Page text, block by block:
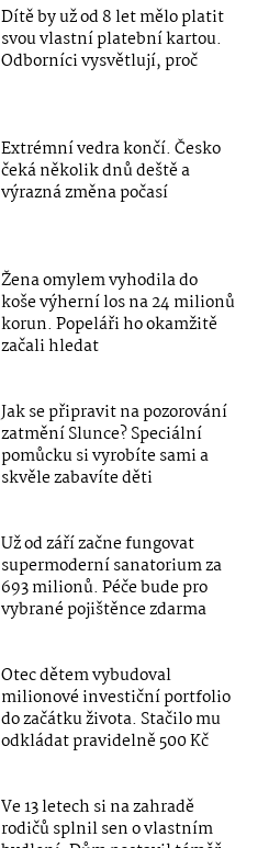
Dítě by už od 8 let mělo platit
svou vlastní platební kartou.
Odborníci vysvětlují, proč
Extrémní vedra končí. Česko
čeká několik dnů deště a
výrazná změna počasí
Žena omylem vyhodila do
koše výherní los na 24 milionů
korun. Popeláři ho okamžitě
začali hledat
Jak se připravit na pozorování
zatmění Slunce? Speciální
pomůcku si vyrobíte sami a
skvěle zabavíte děti
Už od září začne fungovat
supermoderní sanatorium za
693 milionů. Péče bude pro
vybrané pojištěnce zdarma
Otec dětem vybudoval
milionové investiční portfolio
do začátku života. Stačilo mu
odkládat pravidelně 500 Kč
Ve 13 letech si na zahradě
rodičů splnil sen o vlastním